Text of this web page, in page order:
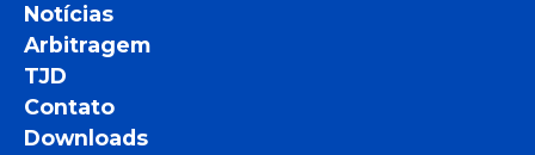
Notícias
Arbitragem
TJD
Contato
Downloads